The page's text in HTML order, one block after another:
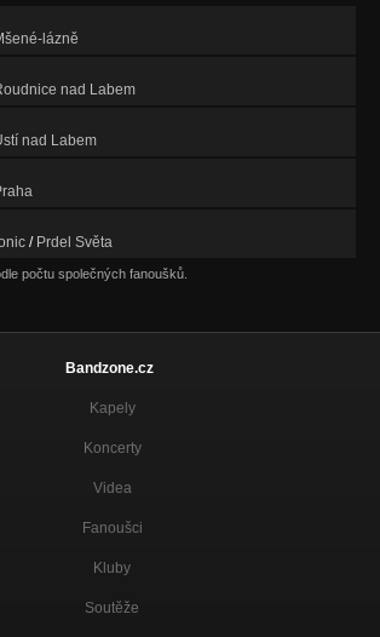
lázně
nad Labem
nad Labem
/ Prdel Světa
počtu společných fanoušků.
Bandzone.cz
Kapely
Koncerty
Videa
Fanoušci
Kluby
Soutěže